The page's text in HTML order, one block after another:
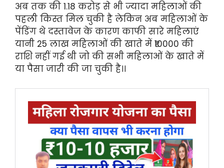
अब तक की 1.18 करोड़ से भी ज्यादा महिलाओं की
पहली किस्त मिल चुकी है लेकिन अब महिलाओं के
पेंडिंग थे दस्तावेज के कारण काफी सारे महिलाएं
यानी 25 लाख महिलाओं की खाते में ₹10000 की
राशि नहीं गई थी जो की सभी महिलाओं के खाते में
या पैसा जारी की जा चुकी है।।